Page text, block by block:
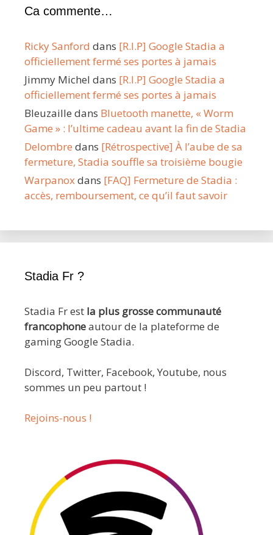
Ca commente…
Ricky Sanford dans [R.I.P] Google Stadia a
officiellement fermé ses portes à jamais
Jimmy Michel dans [R.I.P] Google Stadia a
officiellement fermé ses portes à jamais
Bleuzaille dans Bluetooth manette, « Worm
Game » : l’ultime cadeau avant la fin de Stadia
Delombre dans [Rétrospective] À l’aube de sa
fermeture, Stadia souffle sa troisième bougie
Warpanoxdans [FAQ] Fermeture de Stadia :
accès, remboursement, ce qu’il faut savoir
Stadia Fr ?
Stadia Fr est la plus grosse communauté
francophoneautour de la plateforme de
gaming Google Stadia.
Discord, Twitter, Facebook, Youtube, nous
sommes un peu partout !
Rejoins-nous !